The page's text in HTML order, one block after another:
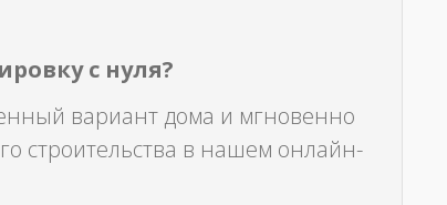
с нуля?
вариант дома и мгновенно
строительства в нашем онлайн-